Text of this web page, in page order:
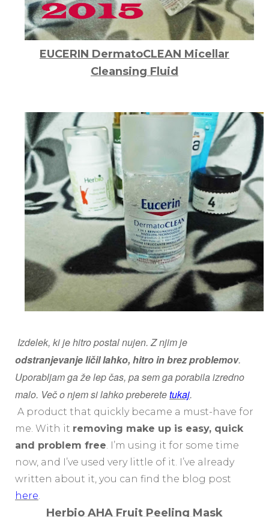
EUCERIN DermatoCLEAN Micellar
Cleansing Fluid
Izdelek, ki je hitro postal nujen. Z njim je
odstranjevanje ličil lahko, hitro in brez problemov.
Uporabljam ga že lep čas, pa sem ga porabila izredno
malo. Več o njem si lahko preberetetukaj.
A product that quickly became a must-have for
me. With it removing make up is easy, quick
and problem free. I’m using it for some time
now, and I’ve used very little of it. I’ve already
written about it, you can find the blog post
here.
Herbio AHA Fruit Peeling Mask